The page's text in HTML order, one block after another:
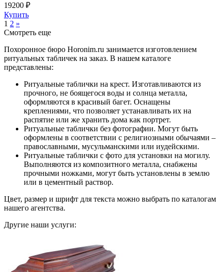
19200 ₽
Купить
1 2 »
Смотреть еще
Похоронное бюро Horonim.ru занимается изготовлением
ритуальных табличек на заказ. В нашем каталоге
представлены:
Ритуальные таблички на крест. Изготавливаются из
прочного, не боящегося воды и солнца металла,
оформляются в красивый багет. Оснащены
креплениями, что позволяет устанавливать их на
распятие или же хранить дома как портрет.
Ритуальные таблички без фотографии. Могут быть
оформлены в соответствии с религиозными обычаями –
православными, мусульманскими или иудейскими.
Ритуальные таблички с фото для установки на могилу.
Выполняются из композитного металла, снабжены
прочными ножками, могут быть установлены в землю
или в цементный раствор.
Цвет, размер и шрифт для текста можно выбрать по каталогам
нашего агентства.
Другие наши услуги: